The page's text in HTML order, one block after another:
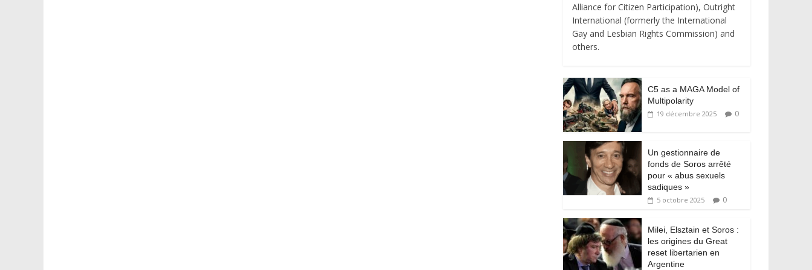
Alliance for Citizen Participation), Outright
International (formerly the International
Gay and Lesbian Rights Commission) and
others.
C5 as a MAGA Model of
Multipolarity
19 décembre 2025 0
Un gestionnaire de
fonds de Soros arrêté
pour « abus sexuels
sadiques »
5 octobre 2025 0
Milei, Elsztain et Soros :
les origines du Great
reset libertarien en
Argentine